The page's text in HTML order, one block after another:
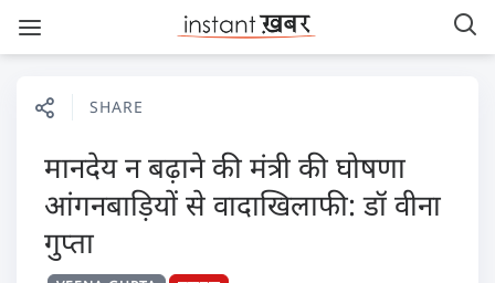
SHARE
मानदेय न बढ़ाने की मंत्री की घोषणा
आंगनबाड़ियों से वादाखिलाफी: डॉ वीना
गुप्ता